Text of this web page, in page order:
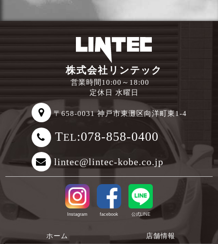
株式会社リンテック
営業時間10:00～18:00
定休日 水曜日
〒658-0031 神戸市東灘区向洋町東1-4
TEL:078-858-0400
lintec@lintec-kobe.co.jp
Instagram facebook 公式LINE
ホーム 店舗情報